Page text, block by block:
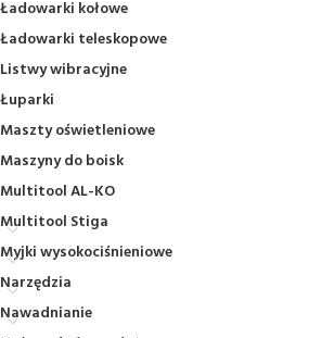
Ładowarki kołowe
Ładowarki teleskopowe
Listwy wibracyjne
Łuparki
Maszty oświetleniowe
Maszyny do boisk
Multitool AL-KO
Multitool Stiga
Myjki wysokociśnieniowe
Narzędzia
Nawadnianie